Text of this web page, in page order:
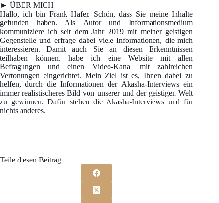
► ÜBER MICH
Hallo, ich bin Frank Hafer. Schön, dass Sie meine Inhalte
gefunden haben. Als Autor und Informationsmedium
kommuniziere ich seit dem Jahr 2019 mit meiner geistigen
Gegenstelle und erfrage dabei viele Informationen, die mich
interessieren. Damit auch Sie an diesen Erkenntnissen
teilhaben können, habe ich eine Website mit allen
Befragungen und einen Video-Kanal mit zahlreichen
Vertonungen eingerichtet. Mein Ziel ist es, Ihnen dabei zu
helfen, durch die Informationen der Akasha-Interviews ein
immer realistischeres Bild von unserer und der geistigen Welt
zu gewinnen. Dafür stehen die Akasha-Interviews und für
nichts anderes.
Teile diesen Beitrag